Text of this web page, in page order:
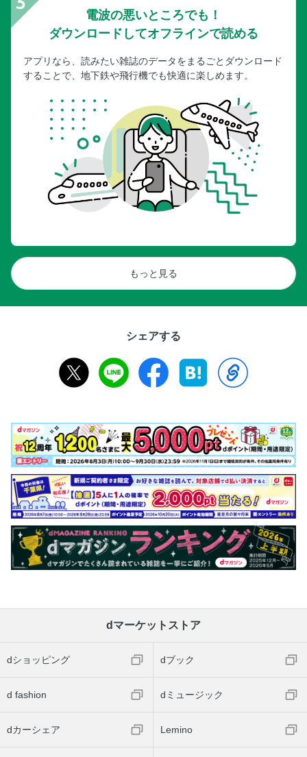
電波の悪いところでも！
ダウンロードしてオフラインで読める
アプリなら、読みたい雑誌のデータをまるごとダウンロード
することで、地下鉄や飛行機でも快適に楽しめます。
もっと見る
シェアする
dマーケットストア
dショッピング dブック
d fashion dミュージック
dカーシェア Lemino